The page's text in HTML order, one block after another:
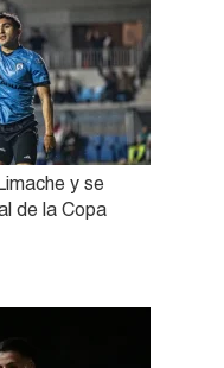
y se
de la Copa